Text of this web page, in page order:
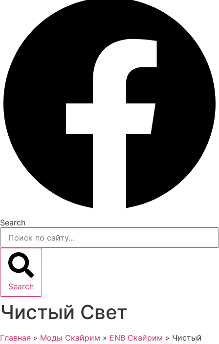
Search
Search
Чистый Свет
Главная » Моды Скайрим » ENB Скайрим » Чистый